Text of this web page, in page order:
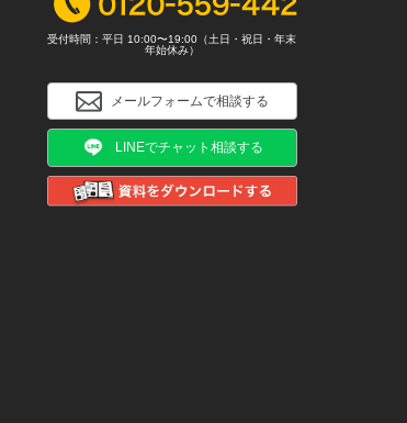
受付時間：平日 10:00〜19:00（土日・祝日・年末
年始休み）
メールフォームで相談する
LINEでチャット相談する